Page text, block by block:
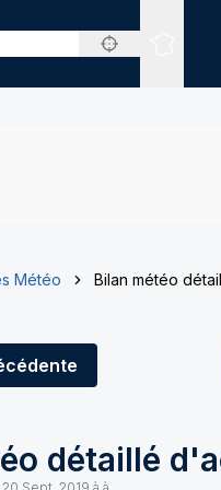
Sites
Météo Bilan météo
détaillé